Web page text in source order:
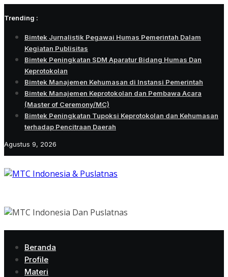
to
Trending :
Bimtek Jurnalistik Pegawai Humas Pemerintah Dalam
Kegiatan Publisitas
Bimtek Peningkatan SDM Aparatur Bidang Humas Dan
Keprotokolan
Bimtek Manajemen Kehumasan di Instansi Pemerintah
Bimtek Manajemen Keprotokolan dan Pembawa Acara
(Master of Ceremony/MC)
Bimtek Peningkatan Tupoksi Keprotokolan dan Kehumasan
terhadap Pencitraan Daerah
Agustus 9, 2026
Beranda
Profile
Materi